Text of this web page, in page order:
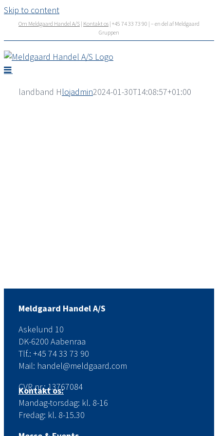
Skip to content
Om Meldgaard Handel A/S | Kontakt os | +45 74 33 73 90 | – en del af Meldgaard
Gruppen
landband Hlojadmin2024-01-30T14:08:57+01:00
Meldgaard Handel A/S
Askelund 10
DK-6200 Aabenraa
Tlf.: +45 74 33 73 90
Mail: handel@meldgaard.com
CVR.nr.: 13767084
Kontakt os:
Mandag-torsdag: kl. 8-16
Fredag: kl. 8-15.30